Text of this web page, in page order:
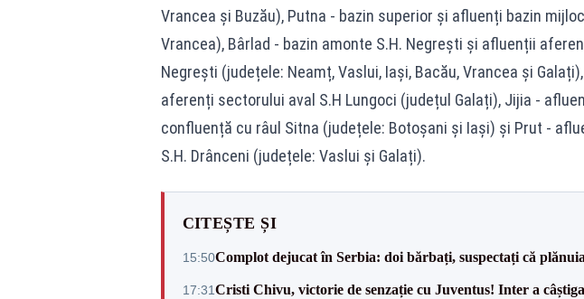
Vrancea și Buzău), Putna - bazin superior și afluenți bazin
Vrancea), Bârlad - bazin amonte S.H. Negrești și afluenții
Negrești (județele: Neamț, Vaslui, Iași, Bacău, Vrancea și
aferenți sectorului aval S.H Lungoci (județul Galați), Jijia -
confluență cu râul Sitna (județele: Botoșani și Iași) și Prut -
S.H. Drânceni (județele: Vaslui și Galați).
CITEȘTE ȘI
15:50Complot dejucat în Serbia: doi bărbați, suspectați că
17:31Cristi Chivu, victorie de senzație cu Juventus! Inter a